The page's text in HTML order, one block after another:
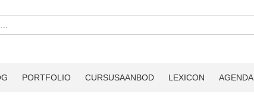
PORTFOLIO CURSUSAANBOD LEXICON AGENDA